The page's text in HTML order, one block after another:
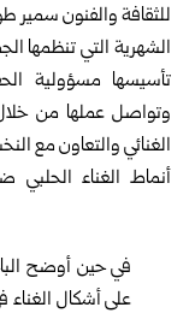
للثقافة والفنون
الشهرية التي تنظمها
تأسيسها مسؤولية
وتواصل عملها من
الغنائي والتعاون مع
في حين أوضح
على أشكال الغناء